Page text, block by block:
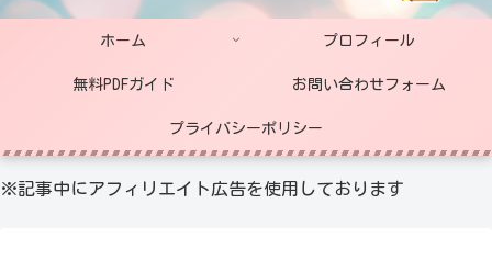
ホーム プロフィール
無料PDFガイド お問い合わせフォーム
プライバシーポリシー
※記事中にアフィリエイト広告を使用しております